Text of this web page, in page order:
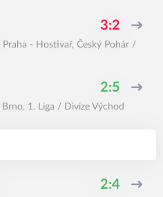
3:2
Praha - Hostivař, Český Pohár /
2:5
Brno, 1. Liga / Divize Východ
2:4